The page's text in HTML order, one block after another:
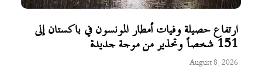
ارتفاع حصيلة وفيات أمطار المونسون في باكستان إلى
151 شخصاً وتحذير من موجة جديدة
August 8, 2026